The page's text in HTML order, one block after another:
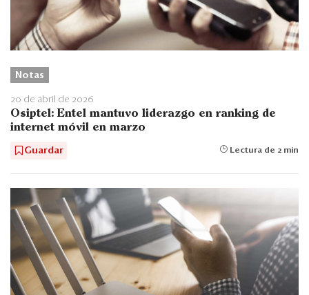
Notas
20 de abril de 2026
Osiptel: Entel mantuvo liderazgo en ranking de
internet móvil en marzo
Guardar Lectura de 2 min